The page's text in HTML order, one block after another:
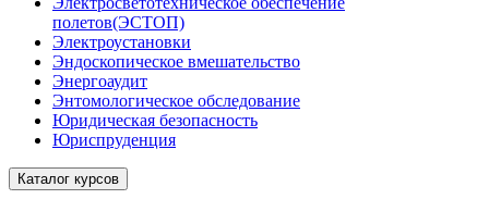
полетов(ЭСТОП)
Электроустановки
Эндоскопическое вмешательство
Энергоаудит
Энтомологическое обследование
Юридическая безопасность
Юриспруденция
Каталог курсов